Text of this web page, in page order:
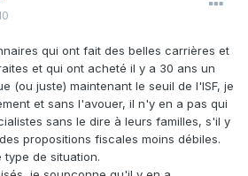
qui ont fait des belles carrières et
et qui ont acheté il y a 30 ans un
(ou juste) maintenant le seuil de l'ISF, je
et sans l'avouer, il n'y en a pas qui
sans le dire à leurs familles, s'il y
propositions fiscales moins débiles.
de situation.